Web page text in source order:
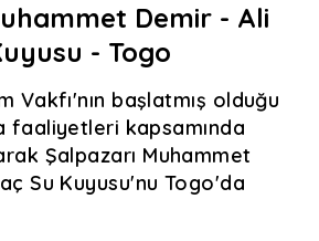
Demir - Ali
- Togo
Vakfı'nın başlatmış olduğu
faaliyetleri kapsamında
Şalpazarı Muhammet
Su Kuyusu'nu Togo'da